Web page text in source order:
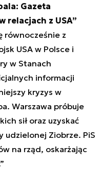
Gazeta
relacjach z USA”
równocześnie z
USA w Polsce i
w Stanach
informacji
kryzys w
Warszawa próbuje
sił oraz uzyskać
Ziobrze. PiS
na rząd, oskarżając